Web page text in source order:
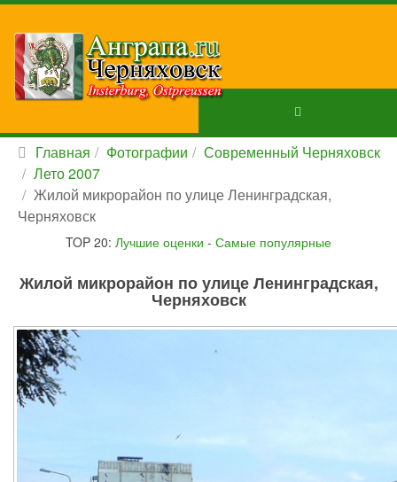
Главная Фотографии
Современный Черняховск
Лето 2007
Жилой микрорайон по улице Ленинградская,
Черняховск
TOP 20: Лучшие оценки - Самые популярные
Жилой микрорайон по улице Ленинградская,
Черняховск